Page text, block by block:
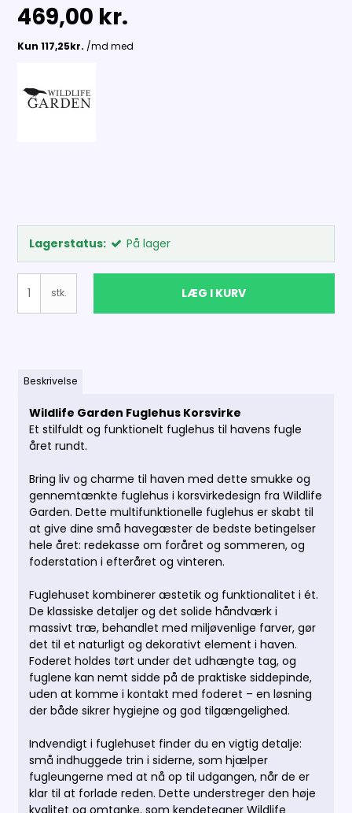
469,00 kr.
Lagerstatus: På lager
stk. LÆG I KURV
Beskrivelse
Wildlife Garden Fuglehus Korsvirke
Et stilfuldt og funktionelt fuglehus til havens fugle
året rundt.
Bring liv og charme til haven med dette smukke og
gennemtænkte fuglehus i korsvirkedesign fra Wildlife
Garden. Dette multifunktionelle fuglehus er skabt til
at give dine små havegæster de bedste betingelser
hele året: redekasse om foråret og sommeren, og
foderstation i efteråret og vinteren.
Fuglehuset kombinerer æstetik og funktionalitet i ét.
De klassiske detaljer og det solide håndværk i
massivt træ, behandlet med miljøvenlige farver, gør
det til et naturligt og dekorativt element i haven.
Foderet holdes tørt under det udhængte tag, og
fuglene kan nemt sidde på de praktiske siddepinde,
uden at komme i kontakt med foderet – en løsning
der både sikrer hygiejne og god tilgængelighed.
Indvendigt i fuglehuset finder du en vigtig detalje:
små indhuggede trin i siderne, som hjælper
fugleungerne med at nå op til udgangen, når de er
klar til at forlade reden. Dette understreger den høje